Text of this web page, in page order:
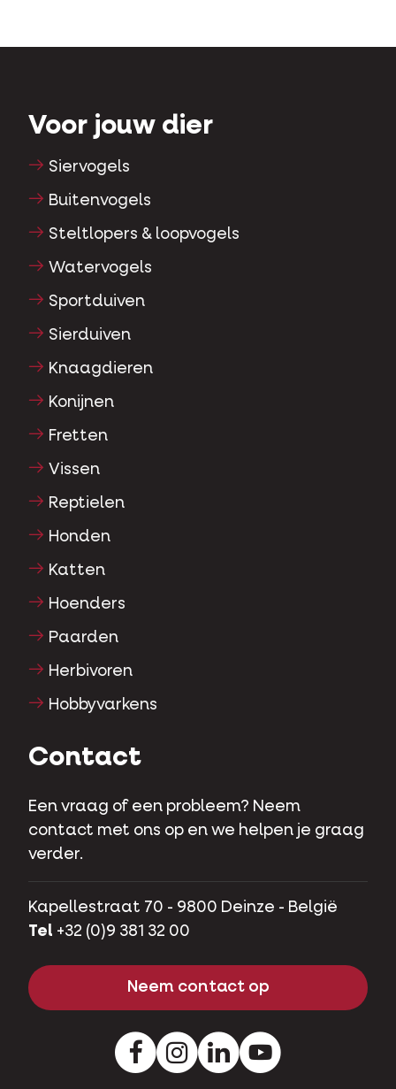
Voor jouw dier
Siervogels
Buitenvogels
Steltlopers & loopvogels
Watervogels
Sportduiven
Sierduiven
Knaagdieren
Konijnen
Fretten
Vissen
Reptielen
Honden
Katten
Hoenders
Paarden
Herbivoren
Hobbyvarkens
Contact
Een vraag of een probleem? Neem
contact met ons op en we helpen je graag
verder.
Kapellestraat 70 - 9800 Deinze - België
Tel +32 (0)9 381 32 00
Neem contact op
FacebookInstagramLinkedInYoutube